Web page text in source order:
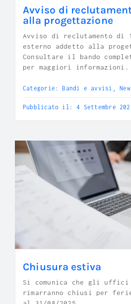
Avviso di
alla progettazione
Avviso di reclutamento di
esterno addetto alla
Consultare il bando
per maggiori
Categorie:Bandi e avvisi ,
Pubblicato il: 4 Settembre
Chiusura estiva
Si comunica che gli uffici
rimarranno chiusi per